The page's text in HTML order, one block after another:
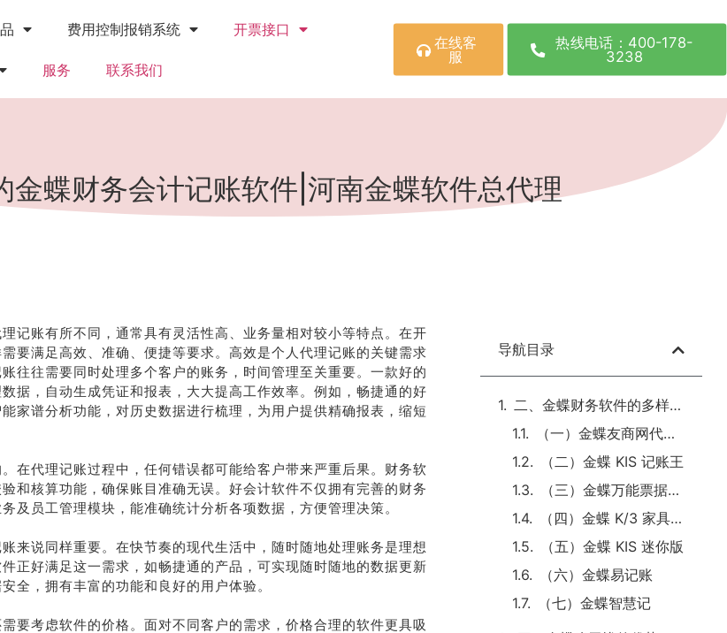
费用控制报销系统 开票接口
服务 联系我们
在线客
服
热线电话：400-178-
3238
金蝶财务会计记账软件|河南金蝶软件总代理
记账有所不同，通常具有灵活性高、业务量相对较小等特点。在开
要满足高效、准确、便捷等要求。高效是个人代理记账的关键需求
往往需要同时处理多个客户的账务，时间管理至关重要。一款好的
据，自动生成凭证和报表，大大提高工作效率。例如，畅捷通的好
家谱分析功能，对历史数据进行梳理，为用户提供精确报表，缩短
在代理记账过程中，任何错误都可能给客户带来严重后果。财务软
和核算功能，确保账目准确无误。好会计软件不仅拥有完善的财务
及员工管理模块，能准确统计分析各项数据，方便管理决策。
来说同样重要。在快节奏的现代生活中，随时随地处理账务是理想
正好满足这一需求，如畅捷通的产品，可实现随时随地的数据更新
全，拥有丰富的功能和良好的用户体验。
要考虑软件的价格。面对不同客户的需求，价格合理的软件更具吸
导航目录
二、金蝶财务软件的多样选择
（一）金蝶友商网代账公司专版
（二）金蝶 KIS 记账王
（三）金蝶万能票据打印软件
（四）金蝶 K/3 家具自动组装系统
（五）金蝶 KIS 迷你版
（六）金蝶易记账
（七）金蝶智慧记